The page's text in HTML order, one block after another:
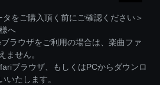
をご購入頂く前にご確認ください＞
へ
ラウザをご利用の場合は、楽曲ファ
ません。
ブラウザ、もしくはPCからダウンロ
いたします。